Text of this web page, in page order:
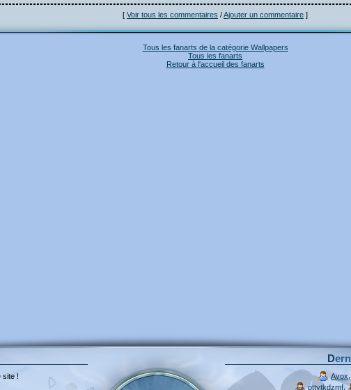
[ Voir tous les commentaires /Ajouter un commentaire ]
Tous les fanarts de la catégorie Wallpapers
Tous les fanarts
Retour à l'accueil des fanarts
site !
Avox
pttytkdzmf,